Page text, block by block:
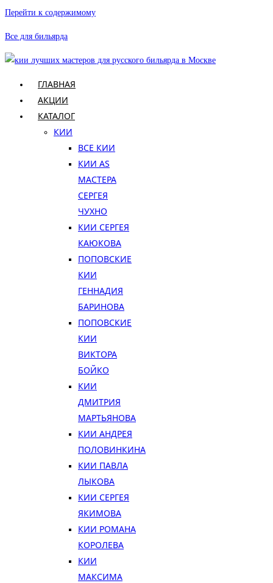
Перейти к содержимому
Все для бильярда
ГЛАВНАЯ
АКЦИИ
КАТАЛОГ
КИИ
ВСЕ КИИ
КИИ AS
МАСТЕРА
СЕРГЕЯ
ЧУХНО
КИИ СЕРГЕЯ
КАЮКОВА
ПОПОВСКИЕ
КИИ
ГЕННАДИЯ
БАРИНОВА
ПОПОВСКИЕ
КИИ
ВИКТОРА
БОЙКО
КИИ
ДМИТРИЯ
МАРТЬЯНОВА
КИИ АНДРЕЯ
ПОЛОВИНКИНА
КИИ ПАВЛА
ЛЫКОВА
КИИ СЕРГЕЯ
ЯКИМОВА
КИИ РОМАНА
КОРОЛЕВА
КИИ
МАКСИМА